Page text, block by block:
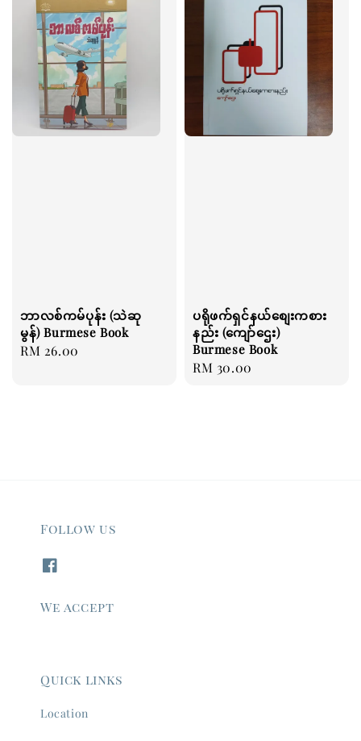
ဘာလစ်ကမ်ပုန်း (သဲဆု
မွန်) Burmese Book
Regular
RM 26.00
ပရိုဖက်ရှင်နယ်စျေးကစား
နည်း (ကျော်ဌေး)
Burmese Book
Regular
RM 30.00
Follow us
We accept
Quick links
Location